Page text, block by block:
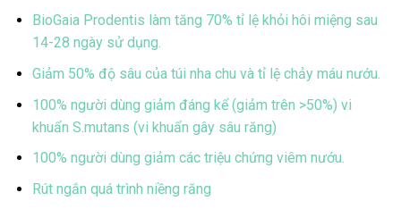
BioGaia Prodentis làm tăng 70% tỉ lệ khỏi hôi miệng sau
14-28 ngày sử dụng.
Giảm 50% độ sâu của túi nha chu và tỉ lệ chảy máu nướu.
100% người dùng giảm đáng kể (giảm trên >50%) vi
khuẩn S.mutans (vi khuẩn gây sâu răng)
100% người dùng giảm các triệu chứng viêm nướu.
Rút ngắn quá trình niềng răng